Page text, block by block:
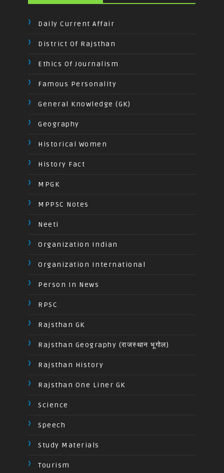
Daily Current Affair
District Of Rajsthan
Ethics Of Journalism
Famous Personality
General Knowledge (GK)
Geography
Historical Women
History Fact
MPGK
MPPSC Notes
Neeti
Organization Indian
Organization International
Person In News
RPSC
Rajsthan GK
Rajsthan Geography (राजस्थान भूगोल)
Rajsthan History
Rajsthan One Liner GK
Science
Speech
Study Materials
Tourism